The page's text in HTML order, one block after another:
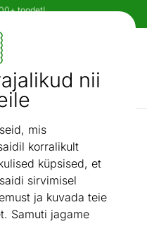
nii
mis
korralikult
küpsised, et
sirvimisel
ja kuvada teie
Samuti jagame
AI otsing
Jan1 80 cm